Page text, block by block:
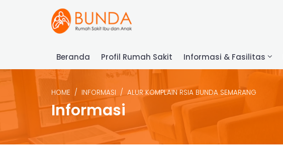
Beranda Profil Rumah Sakit Informasi & Fasilitas
HOME INFORMASI ALUR KOMPLAIN RSIA BUNDA SEMARANG
Informasi